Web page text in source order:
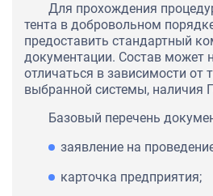
Для прохождения
тента в добровольном
предоставить стандартный
документации. Состав может
отличаться в зависимости от
выбранной системы, наличия
Базовый перечень
заявление на
карточка предприятия;